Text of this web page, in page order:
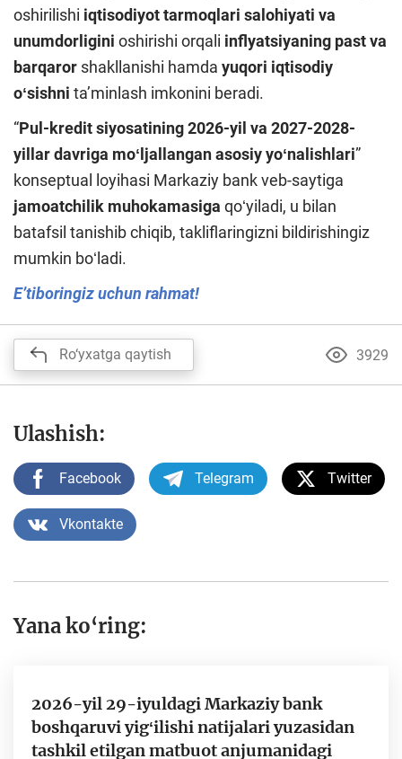
oshirilishi iqtisodiyot tarmoqlari salohiyati va
unumdorligini oshirishi orqali inflyatsiyaning past va
barqaror shakllanishi hamda yuqori iqtisodiy
oʻsishni taʼminlash imkonini beradi.
“Pul-kredit siyosatining 2026-yil va 2027-2028-
yillar davriga moʻljallangan asosiy yoʻnalishlari”
konseptual loyihasi Markaziy bank veb-saytiga
jamoatchilik muhokamasiga qoʻyiladi, u bilan
batafsil tanishib chiqib, takliflaringizni bildirishingiz
mumkin boʻladi.
Eʼtiboringiz uchun rahmat!
Ro‘yxatga qaytish 3929
Ulashish:
Facebook Telegram Twitter
Vkontakte
Yana ko‘ring:
2026-yil 29-iyuldagi Markaziy bank
boshqaruvi yigʻilishi natijalari yuzasidan
tashkil etilgan matbuot anjumanidagi